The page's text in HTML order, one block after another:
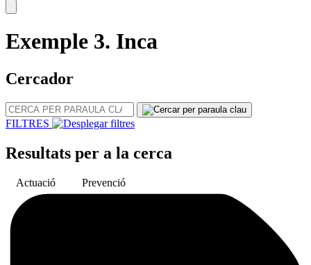
Exemple 3. Inca
Cercador
CERCA
PER
PARAULA
CLAU
FILTRES
Resultats per a la cerca
Actuació Prevenció